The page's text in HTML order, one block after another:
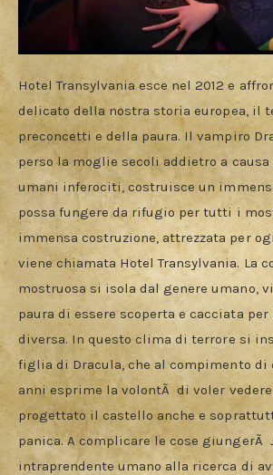
Hotel Transylvania esce nel 2012 e
delicato della nostra storia europea, il
preconcetti e della paura. Il vampiro
perso la moglie secoli addietro a
umani inferociti, costruisce un
possa fungere da rifugio per tutti i
immensa costruzione, attrezzata per
viene chiamata Hotel Transylvania. La
mostruosa si isola dal genere umano,
paura di essere scoperta e cacciata per
diversa. In questo clima di terrore si
figlia di Dracula, che al compimento di
anni esprime la volontÃ  di voler
progettato il castello anche e
panica. A complicare le cose giungerÃ
intraprendente umano alla ricerca di